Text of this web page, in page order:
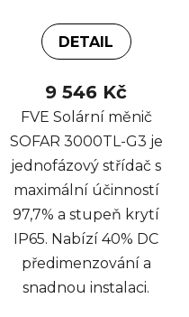
DETAIL
9 546 Kč
FVE Solární měnič
SOFAR 3000TL-G3 je
jednofázový střídač s
maximální účinností
97,7% a stupeň krytí
IP65. Nabízí 40% DC
předimenzování a
snadnou instalaci.